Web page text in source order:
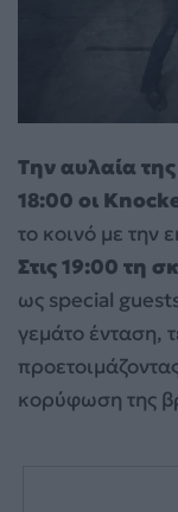
Την αυλαία
18:00 οι
το κοινό με την
Στις 19:00 τη
ως special
γεμάτο ένταση,
κορύφωση της